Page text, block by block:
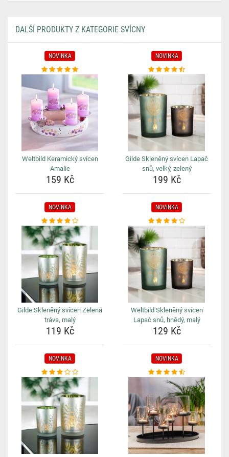
DALŠÍ PRODUKTY Z KATEGORIE SVÍCNY
NOVINKA
Weltbild Keramický svícen
Amalie
159 Kč
NOVINKA
Gilde Skleněný svícen Lapač
snů, velký, zelený
199 Kč
NOVINKA
Gilde Skleněný svícen Zelená
tráva, malý
119 Kč
NOVINKA
Weltbild Skleněný svícen
Lapač snů, hnědý, malý
129 Kč
NOVINKA NOVINKA